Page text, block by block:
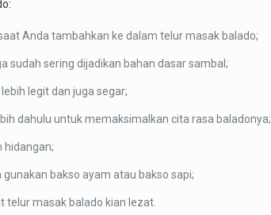
Anda tambahkan ke dalam telur masak balado;
sudah sering dijadikan bahan dasar sambal;
legit dan juga segar;
dahulu untuk memaksimalkan cita rasa baladonya;
hidangan;
bakso ayam atau bakso sapi;
masak balado kian lezat.